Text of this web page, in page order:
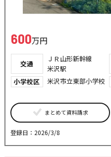
600万円
交通
ＪＲ山形新幹線
米沢駅
小学校区 米沢市立東部小学校
まとめて資料請求
登録日：2026/3/8